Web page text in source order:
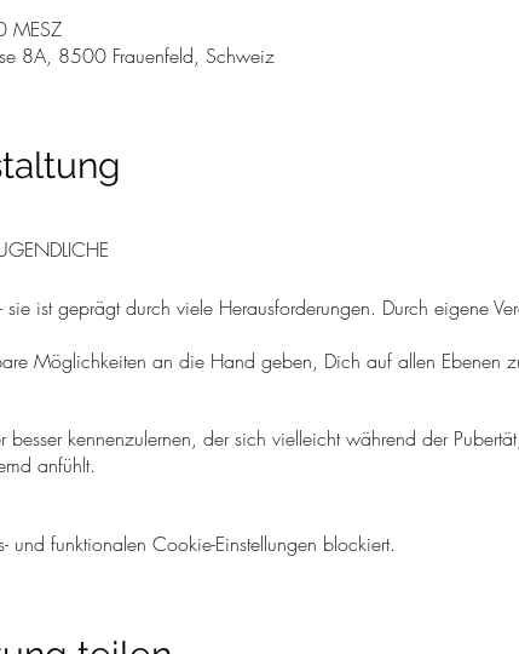
8A, 8500 Frauenfeld, Schweiz
ist geprägt durch viele Herausforderungen. Durch eigene
Möglichkeiten an die Hand geben, Dich auf allen Ebenen
besser kennenzulernen, der sich vielleicht während der
anfühlt.
oder Leistung- im Gegenteil hier darfst Du auch
funktionalen Cookie-Einstellungen blockiert.